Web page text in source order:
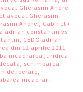
Gherasim Andrei
avocat Gherasim
Andrei, Cabinet de
adrian constantin vs
, CEDO adrian
din 12 aprilie 2011
incadrarea juridica a
, schimbarea
deliberare,
incadrarii